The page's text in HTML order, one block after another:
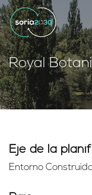
Royal
Eje de la
Entorno